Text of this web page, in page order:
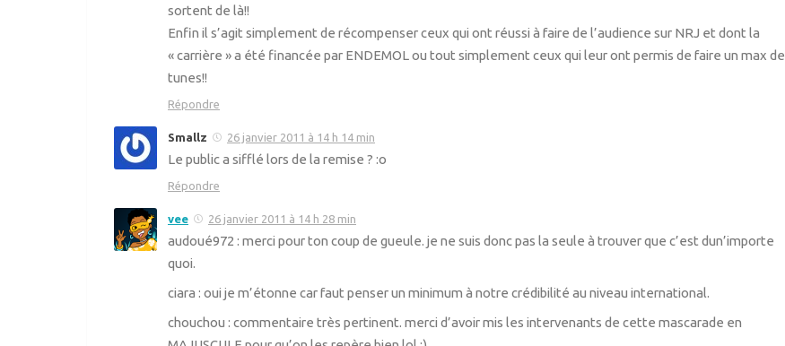
sortent de là!!
Enfin il s’agit simplement de récompenser ceux qui ont réussi à faire de l’audience sur NRJ et dont la
« carrière » a été financée par ENDEMOL ou tout simplement ceux qui leur ont permis de faire un max de
tunes!!
Répondre
Smallz 26 janvier 2011 à 14 h 14 min
Le public a sifflé lors de la remise ? :o
Répondre
vee 26 janvier 2011 à 14 h 28 min
audoué972 : merci pour ton coup de gueule. je ne suis donc pas la seule à trouver que c’est dun’importe
quoi.
ciara : oui je m’étonne car faut penser un minimum à notre crédibilité au niveau international.
chouchou : commentaire très pertinent. merci d’avoir mis les intervenants de cette mascarade en